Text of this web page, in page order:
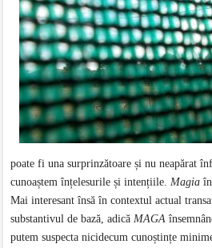
poate fi una surprinzătoare și nu neapărat
cunoaștem înțelesurile și intențiile. Magia
Mai interesant însă în contextul actual
substantivul de bază, adică MAGA
putem suspecta nicidecum cunoștințe